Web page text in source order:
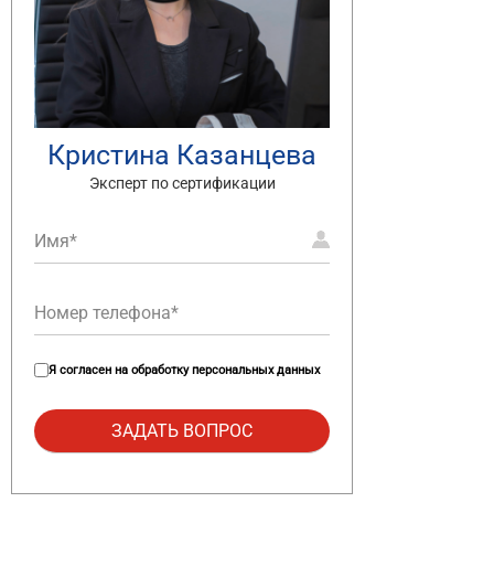
Кристина Казанцева
Эксперт по сертификации
Я согласен на обработку персональных данных